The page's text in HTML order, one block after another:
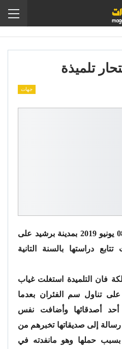
تلميذة
جهات
أقدمت صباح يوم السبت 08 يونيو 2019 بمدينة برشيد على
دراستها بالسنة التانية
فان التلميدة استغلت غياب
على تناول سم الفئران بعدما
أصدقائها وأضافت نفس
إلى صديقاتها تخبرهم من
بسبب حملها وهو مانفدته في